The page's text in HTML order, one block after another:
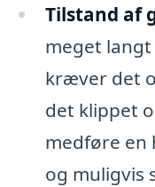
Tilstand af
meget
kræver det
det klippet
medføre en
og muligvis